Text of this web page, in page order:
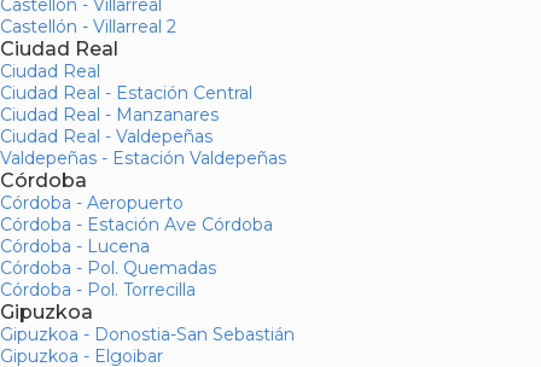
Castellón - Villarreal
Castellón - Villarreal 2
Ciudad Real
Ciudad Real
Ciudad Real - Estación Central
Ciudad Real - Manzanares
Ciudad Real - Valdepeñas
Valdepeñas - Estación Valdepeñas
Córdoba
Córdoba - Aeropuerto
Córdoba - Estación Ave Córdoba
Córdoba - Lucena
Córdoba - Pol. Quemadas
Córdoba - Pol. Torrecilla
Gipuzkoa
Gipuzkoa - Donostia-San Sebastián
Gipuzkoa - Elgoibar